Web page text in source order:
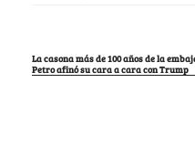
La casona más de 100 años de la
Petro afinó su cara a cara con Trump